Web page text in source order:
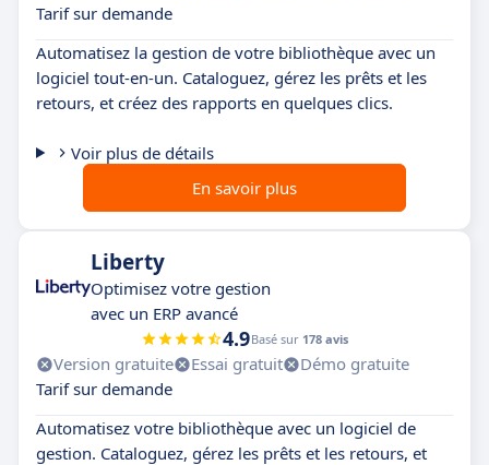
Tarif sur demande
Automatisez la gestion de votre bibliothèque avec un
logiciel tout-en-un. Cataloguez, gérez les prêts et les
retours, et créez des rapports en quelques clics.
Voir plus de détails
En savoir plus
Liberty
Optimisez votre gestion
avec un ERP avancé
4.9Basé sur 178 avis
Version gratuite Essai gratuit
Démo gratuite
Tarif sur demande
Automatisez votre bibliothèque avec un logiciel de
gestion. Cataloguez, gérez les prêts et les retours, et